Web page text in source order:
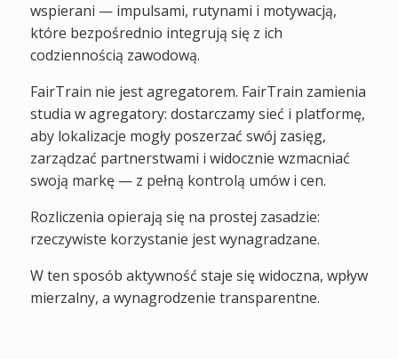
wspierani — impulsami, rutynami i motywacją,
które bezpośrednio integrują się z ich
codziennością zawodową.
FairTrain nie jest agregatorem. FairTrain zamienia
studia w agregatory: dostarczamy sieć i platformę,
aby lokalizacje mogły poszerzać swój zasięg,
zarządzać partnerstwami i widocznie wzmacniać
swoją markę — z pełną kontrolą umów i cen.
Rozliczenia opierają się na prostej zasadzie:
rzeczywiste korzystanie jest wynagradzane.
W ten sposób aktywność staje się widoczna, wpływ
mierzalny, a wynagrodzenie transparentne.